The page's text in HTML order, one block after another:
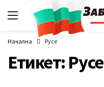
Начална Русе
Етикет: Русе